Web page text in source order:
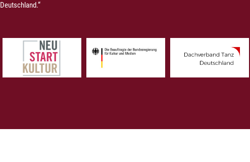
Deutschland.“